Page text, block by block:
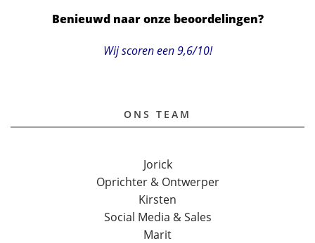
Benieuwd naar onze beoordelingen?
Wij scoren een 9,6/10!
ONS TEAM
Jorick
Oprichter & Ontwerper
Kirsten
Social Media & Sales
Marit